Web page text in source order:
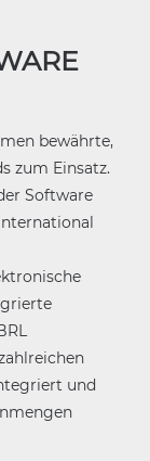
bewährte,
zum Einsatz.
Software
und